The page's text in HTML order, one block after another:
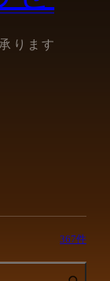
ります
367件